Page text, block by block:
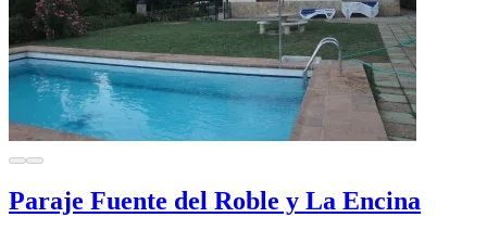
Paraje Fuente del Roble y La Encina